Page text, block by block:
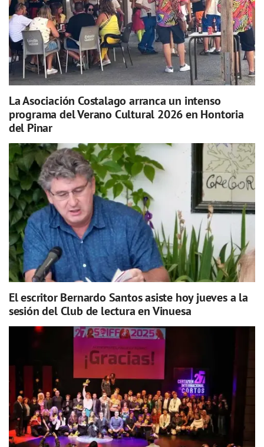
La Asociación Costalago arranca un intenso
programa del Verano Cultural 2026 en Hontoria
del Pinar
El escritor Bernardo Santos asiste hoy jueves a la
sesión del Club de lectura en Vinuesa